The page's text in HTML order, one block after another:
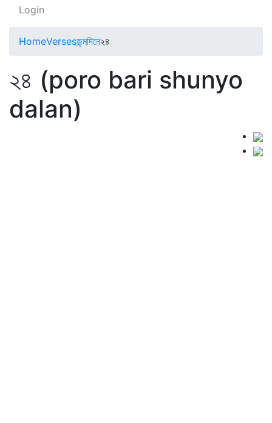
Login
HomeVersesজন্মদিনে২৪
২৪ (poro bari shunyo
dalan)